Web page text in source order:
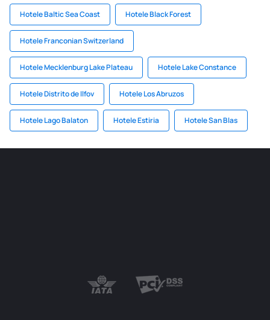
Hotele Baltic Sea Coast Hotele Black Forest
Hotele Franconian Switzerland
Hotele Mecklenburg Lake Plateau Hotele Lake Constance
Hotele Distrito de Ilfov Hotele Los Abruzos
Hotele Lago Balaton Hotele Estiria Hotele San Blas